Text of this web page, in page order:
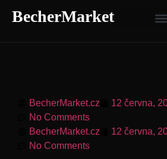
BecherMarket
BecherMarket.cz 12 června,
No Comments
BecherMarket.cz
12 června,
No Comments